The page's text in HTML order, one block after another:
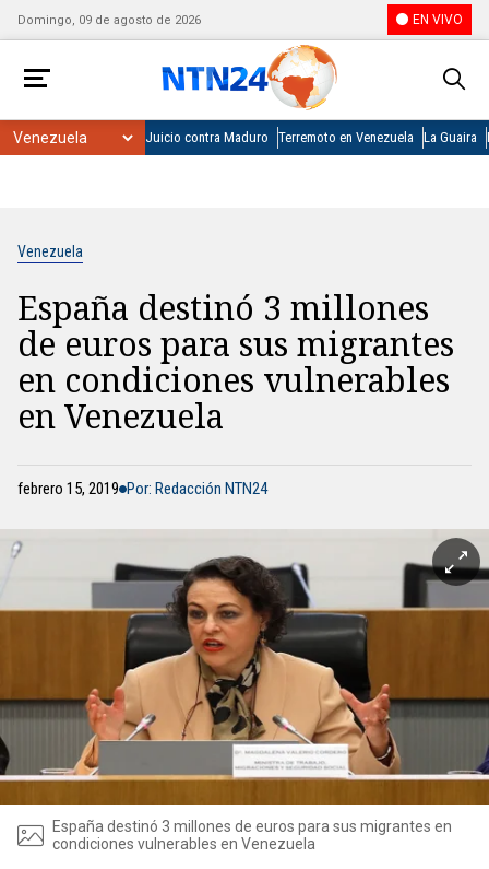
Domingo, 09 de agosto de 2026 EN VIVO
Juicio contra Maduro Terremoto en Venezuela La Guaira
Venezuela
España destinó 3 millones
de euros para sus migrantes
en condiciones vulnerables
en Venezuela
febrero 15, 2019 Por: Redacción NTN24
España destinó 3 millones de euros para sus migrantes en
condiciones vulnerables en Venezuela